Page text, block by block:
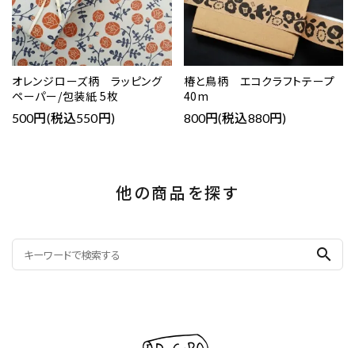
オレンジローズ柄 ラッピング
ペーパー/包装紙 5枚
500円(税込550円)
椿と鳥柄 エコクラフトテープ
40m
800円(税込880円)
他の商品を探す
search